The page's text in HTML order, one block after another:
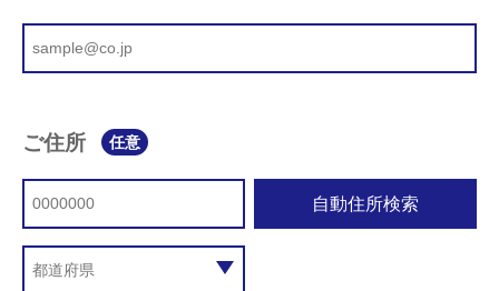
ご住所 任意
自動住所検索